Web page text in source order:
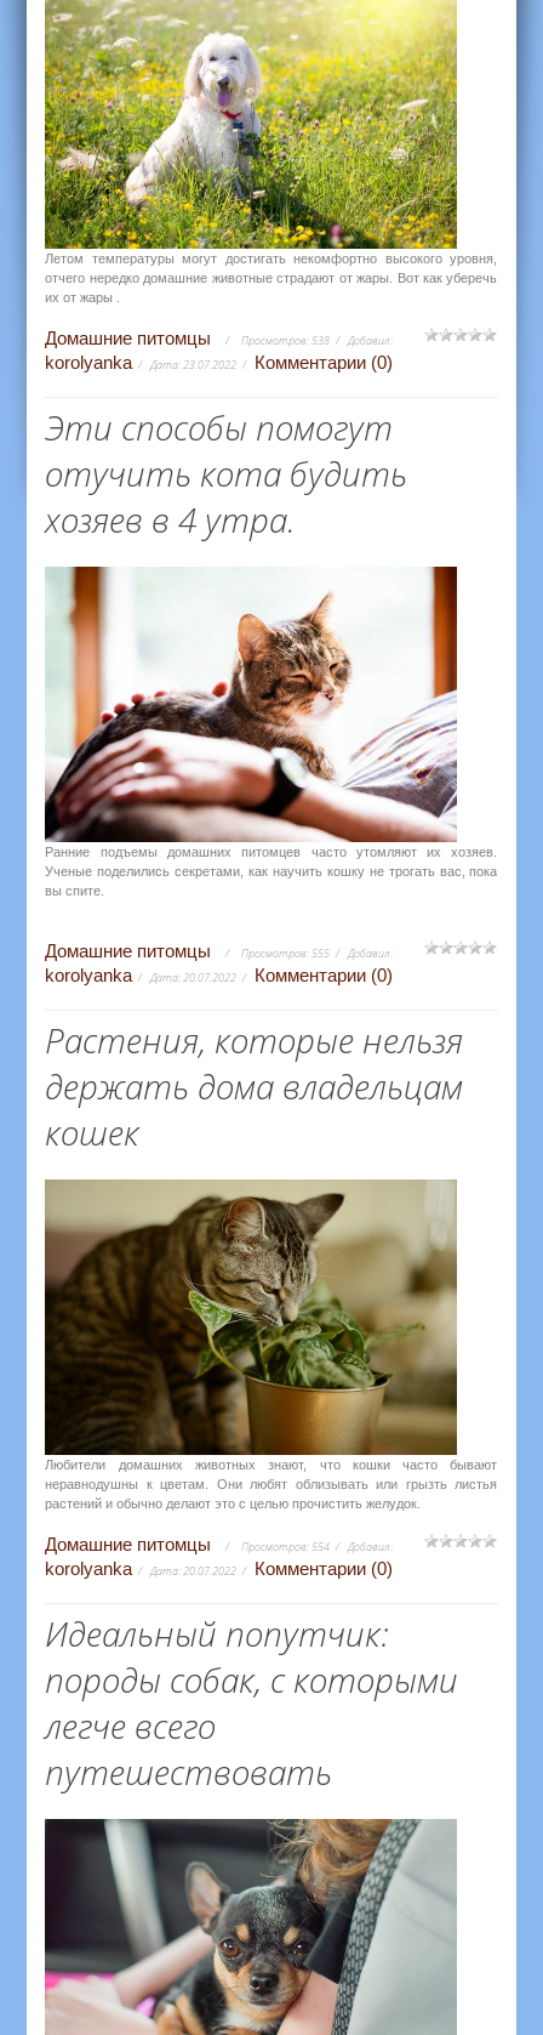
Летом температуры могут достигать некомфортно высокого уровня,
отчего нередко домашние животные страдают от жары. Вот как уберечь
их от жары .
Домашние питомцы Просмотров:538 Добавил:
korolyanka Дата:23.07.2022 Комментарии (0)
Эти способы помогут
отучить кота будить
хозяев в 4 утра.
Ранние подъемы домашних питомцев часто утомляют их хозяев.
Ученые поделились секретами, как научить кошку не трогать вас, пока
вы спите.
Домашние питомцы Просмотров:555 Добавил:
korolyanka Дата:20.07.2022 Комментарии (0)
Растения, которые нельзя
держать дома владельцам
кошек
Любители домашних животных знают, что кошки часто бывают
неравнодушны к цветам. Они любят облизывать или грызть листья
растений и обычно делают это с целью прочистить желудок.
Домашние питомцы Просмотров:554 Добавил:
korolyanka Дата:20.07.2022 Комментарии (0)
Идеальный попутчик:
породы собак, с которыми
легче всего
путешествовать